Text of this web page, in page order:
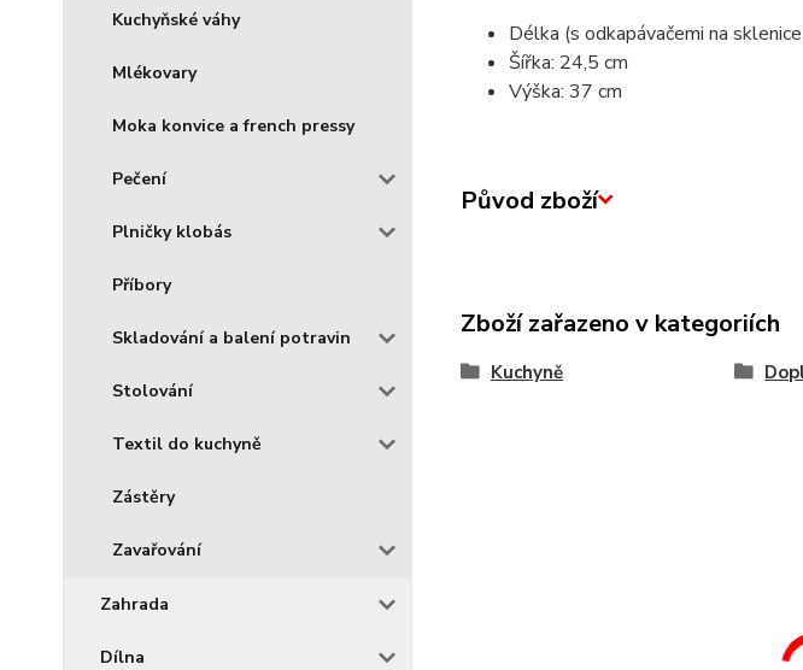
Kuchyňské váhy
Mlékovary
Moka konvice a french pressy
Pečení
Plničky klobás
Příbory
Skladování a balení potravin
Stolování
Textil do kuchyně
Zástěry
Zavařování
Zahrada
Dílna
Délka (s odkapávačemi na
Šířka: 24,5 cm
Výška: 37 cm
Původ zboží
Zboží zařazeno v kategoriích
Kuchyně